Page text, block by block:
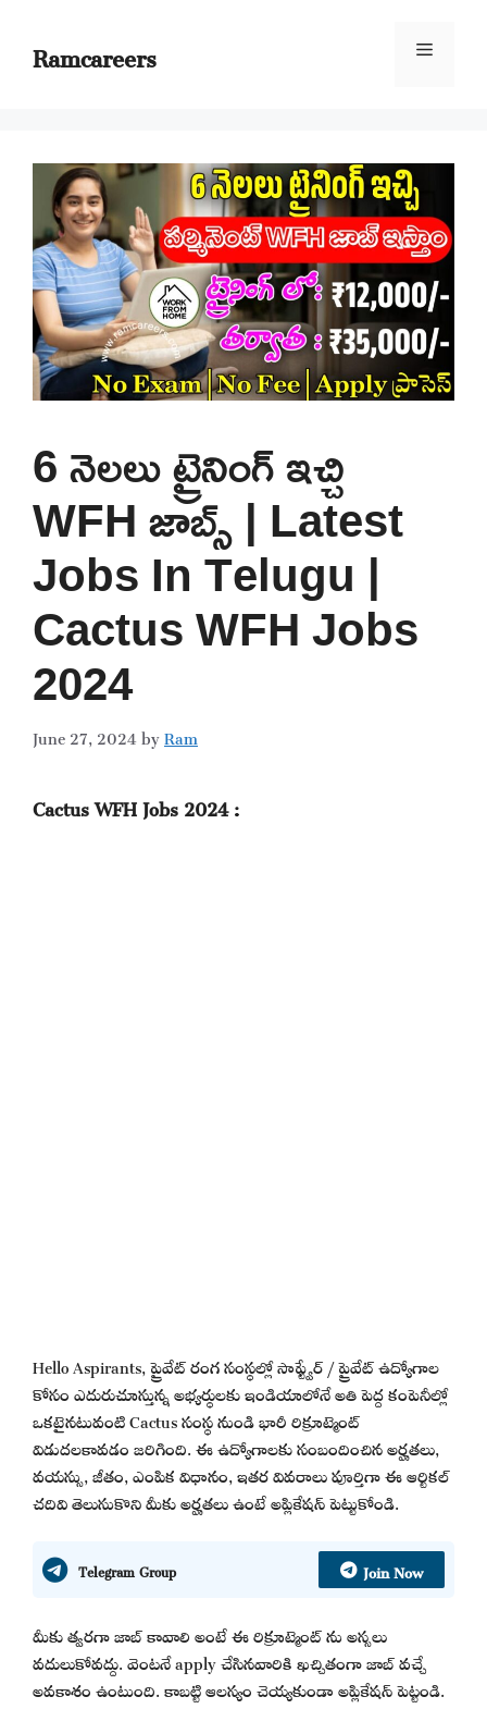
contentRamcareers Menu
6 నెలలు ట్రైనింగ్ ఇచ్చి
WFH జాబ్స్ | Latest
Jobs In Telugu |
Cactus WFH Jobs
2024
June 27, 2024byRam
Cactus WFH Jobs 2024 :
Hello Aspirants, ప్రైవేట్ రంగ సంస్థల్లో సాఫ్ట్వేర్ / ప్రైవేట్ ఉద్యోగాల
కోసం ఎదురుచూస్తున్న అభ్యర్థులకు ఇండియాలోనే అతి పెద్ద కంపెనీల్లో
ఒకటైనటువంటి Cactus సంస్థ నుండి భారీ రిక్రూట్మెంట్
విడుదలకావడం జరిగింది. ఈ ఉద్యోగాలకు సంబందించిన అర్హతలు,
వయస్సు, జీతం, ఎంపిక విధానం, ఇతర వివరాలు పూర్తిగా ఈ ఆర్టికల్
చదివి తెలుసుకొని మీకు అర్హతలు ఉంటే అప్లికేషన్ పెట్టుకోండి.
Telegram Group Join Now
మీకు త్వరగా జాబ్ కావాలి అంటే ఈ రిక్రూట్మెంట్ ను అస్సలు
వదులుకోవద్దు. వెంటనే apply చేసినవారికి ఖచ్చితంగా జాబ్ వచ్చే
అవకాశం ఉంటుంది. కాబట్టి ఆలస్యం చెయ్యకుండా అప్లికేషన్ పెట్టండి.